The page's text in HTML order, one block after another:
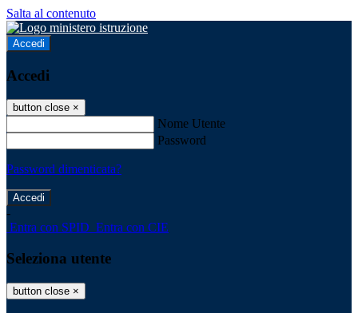
Salta al contenuto
Accedi
Accedi
button close ×
Nome Utente
Password
Password dimenticata?
-
Entra con SPID Entra con CIE
Seleziona utente
button close ×